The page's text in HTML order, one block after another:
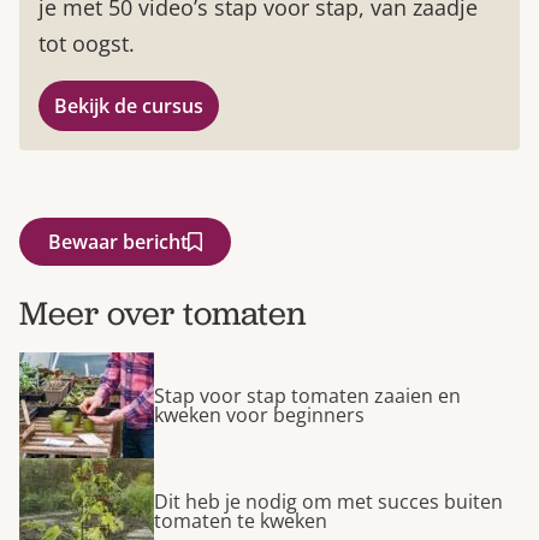
je met 50 video’s stap voor stap, van zaadje
tot oogst.
Bekijk de cursus
Bewaar bericht
Meer over tomaten
Stap voor stap tomaten zaaien en
kweken voor beginners
Dit heb je nodig om met succes buiten
tomaten te kweken